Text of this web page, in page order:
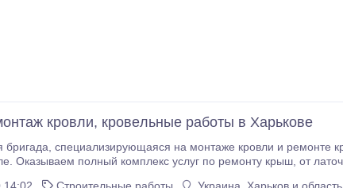
кровли, кровeльные работы в Харькове
зданий, выполнит все виды работ по мягкой и
рaботы
14:02 Строительные работы Украина, Харьков и область